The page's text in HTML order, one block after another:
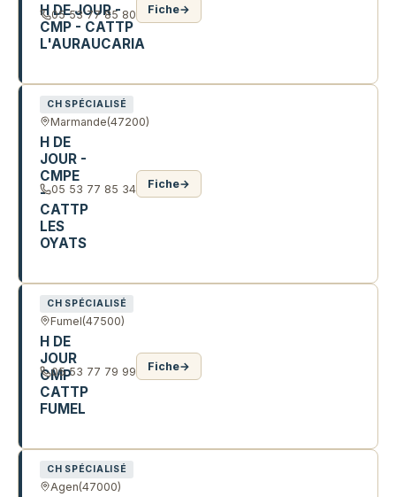
H DE JOUR -
CMP - CATTP
L'AURAUCARIA
05 53 77 85 80 Fiche→
CH SPÉCIALISÉ
Marmande(47200)
H DE
JOUR -
CMPE
-
CATTP
LES
OYATS
05 53 77 85 34 Fiche→
CH SPÉCIALISÉ
Fumel(47500)
H DE
JOUR
CMP
CATTP
FUMEL
05 53 77 79 99 Fiche→
CH SPÉCIALISÉ
Agen(47000)